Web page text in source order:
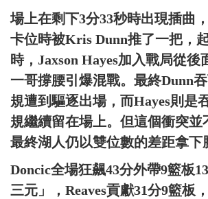
場上在剩下3分33秒時出現插曲
卡位時被Kris Dunn推了一把，
時，Jaxson Hayes加入戰局從後
一哥撐腰引爆混戰。最終Dunn
規遭到驅逐出場，而Hayes則是
規繼續留在場上。但這個衝突並
最終湖人仍以雙位數的差距拿下
Doncic全場狂飆43分外帶9籃板
三元」，Reaves貢獻31分9籃板